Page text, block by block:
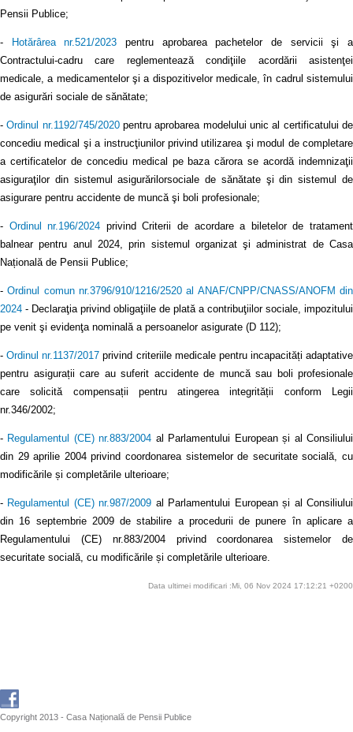
Pensii Publice;
- Hotărârea nr.521/2023 pentru aprobarea pachetelor de servicii şi a
Contractului-cadru care reglementează condiţiile acordării asistenţei
medicale, a medicamentelor şi a dispozitivelor medicale, în cadrul sistemului
de asigurări sociale de sănătate;
-Ordinul nr.1192/745/2020pentru aprobarea modelului unic al certificatului de
concediu medical şi a instrucţiunilor privind utilizarea şi modul de completare
a certificatelor de concediu medical pe baza cărora se acordă indemnizaţii
asiguraţilor din sistemul asigurărilorsociale de sănătate şi din sistemul de
asigurare pentru accidente de muncă şi boli profesionale;
- Ordinul nr.196/2024 privind Criterii de acordare a biletelor de tratament
balnear pentru anul 2024, prin sistemul organizat şi administrat de Casa
Națională de Pensii Publice;
-Ordinul comun nr.3796/910/1216/2520 al ANAF/CNPP/CNASS/ANOFM din
2024 - Declaraţia privind obligaţiile de plată a contribuţiilor sociale, impozitului
pe venit şi evidenţa nominală a persoanelor asigurate (D 112);
-Ordinul nr.1137/2017 privind criteriile medicale pentru incapacități adaptative
pentru asigurații care au suferit accidente de muncă sau boli profesionale
care solicită compensații pentru atingerea integrității conform Legii
nr.346/2002;
- Regulamentul (CE) nr.883/2004 al Parlamentului European și al Consiliului
din 29 aprilie 2004 privind coordonarea sistemelor de securitate socială, cu
modificările și completările ulterioare;
- Regulamentul (CE) nr.987/2009 al Parlamentului European și al Consiliului
din 16 septembrie 2009 de stabilire a procedurii de punere în aplicare a
Regulamentului (CE) nr.883/2004 privind coordonarea sistemelor de
securitate socială, cu modificările și completările ulterioare.
Data ultimei modificari :Mi, 06 Nov 2024 17:12:21 +0200
Copyright 2013 - Casa Națională de Pensii Publice